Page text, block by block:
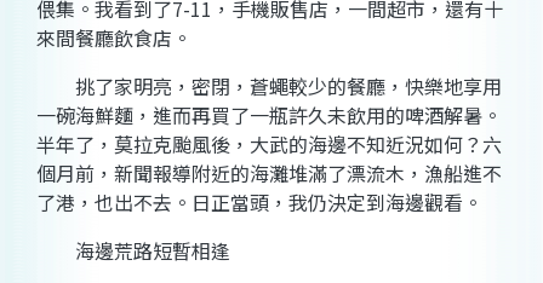
偎集。我看到了7-11，手機販售店，一間超市，還有十
來間餐廳飲食店。
挑了家明亮，密閉，蒼蠅較少的餐廳，快樂地享用
一碗海鮮麵，進而再買了一瓶許久未飲用的啤酒解暑。
半年了，莫拉克颱風後，大武的海邊不知近況如何？六
個月前， 新聞報導附近的海灘堆滿了漂流木，漁船進不
了港，也出不去。日正當頭，我仍決定到海邊觀看。
海邊荒路短暫相逢